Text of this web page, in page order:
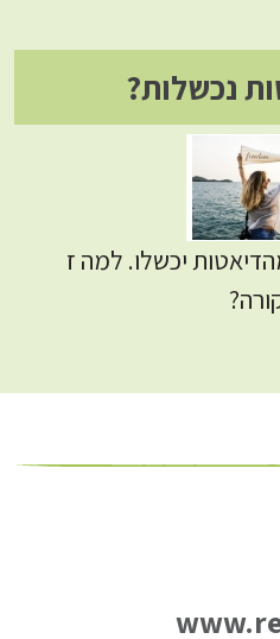
נכשלות?
מחקרים 95% מהדיאטות יכשלו. למה ז